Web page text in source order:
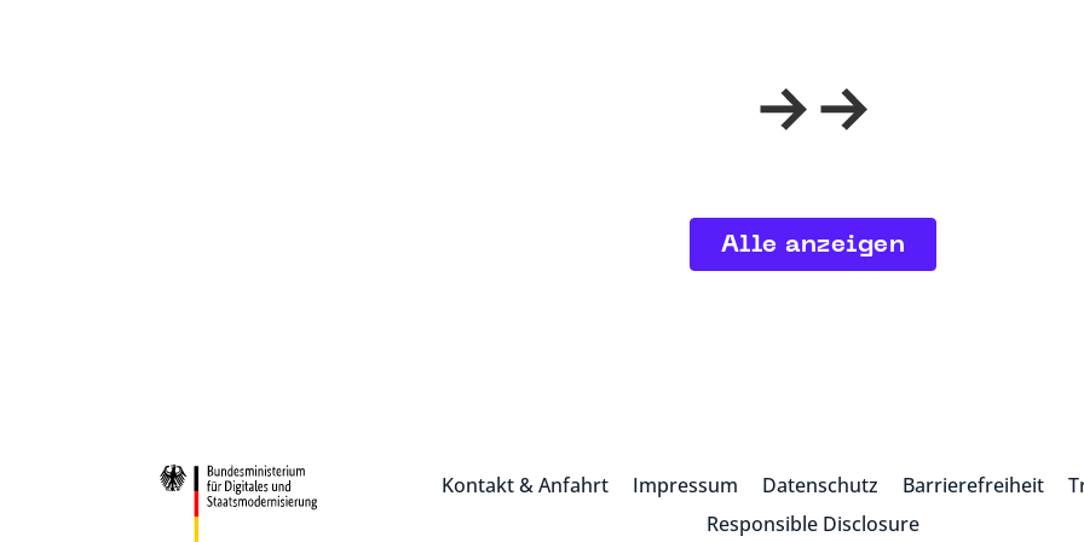
Alle anzeigen
Kontakt & Anfahrt Impressum Datenschutz Barrierefreiheit
Responsible Disclosure